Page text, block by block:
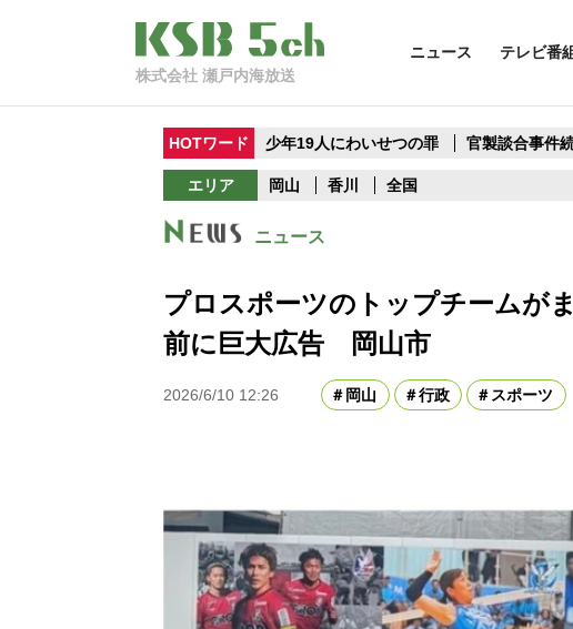
株式会社 瀬戸内海放送
ニュース テレビ番
HOTワード 少年19人にわいせつの罪 官製談合事件
エリア 岡山 香川 全国
ニュース
プロスポーツのトップチームが
前に巨大広告 岡山市
2026/6/10 12:26 岡山 行政 スポーツ